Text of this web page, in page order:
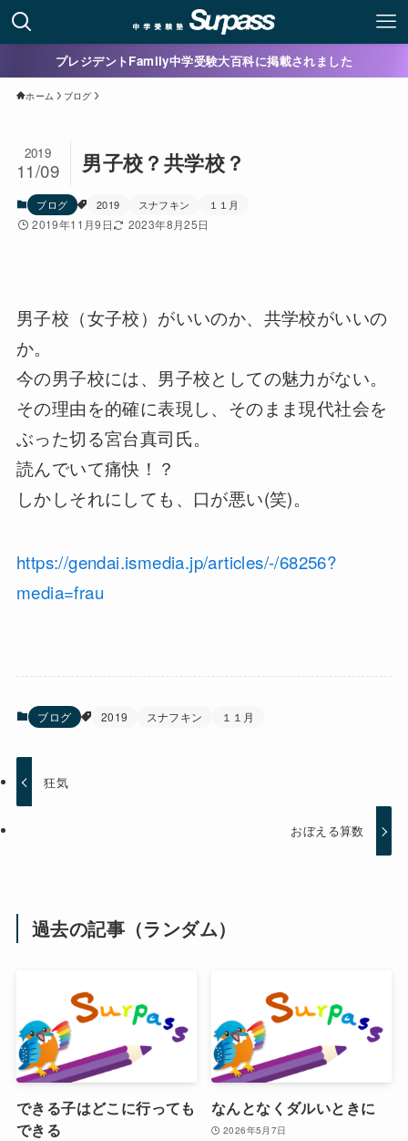
プレジデントFamily中学受験大百科に掲載されました
ホーム ブログ
男子校？共学校？
2019
11/09
ブログ 2019 スナフキン １１月
2019年11月9日 2023年8月25日
男子校（女子校）がいいのか、共学校がいいの
か。
今の男子校には、男子校としての魅力がない。
その理由を的確に表現し、そのまま現代社会を
ぶった切る宮台真司氏。
読んでいて痛快！？
しかしそれにしても、口が悪い(笑)。
https://gendai.ismedia.jp/articles/-/68256?
media=frau
ブログ 2019 スナフキン １１月
狂気
おぼえる算数
過去の記事（ランダム）
できる子はどこに行っても
できる
なんとなくダルいときに
2026年5月7日